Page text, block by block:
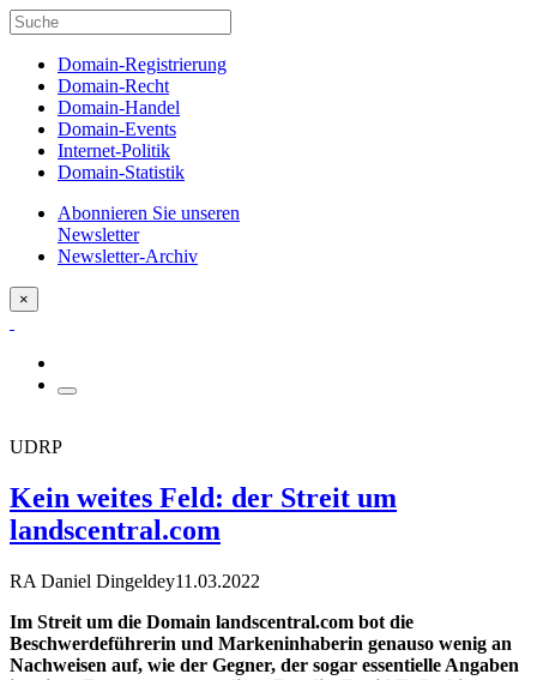
Domain-Registrierung
Domain-Recht
Domain-Handel
Domain-Events
Internet-Politik
Domain-Statistik
Abonnieren Sie unseren
Newsletter
Newsletter-Archiv
×
UDRP
Kein weites Feld: der Streit um
landscentral.com
RA Daniel Dingeldey11.03.2022
Im Streit um die Domain landscentral.com bot die
Beschwerdeführerin und Markeninhaberin genauso wenig an
Nachweisen auf, wie der Gegner, der sogar essentielle Angaben